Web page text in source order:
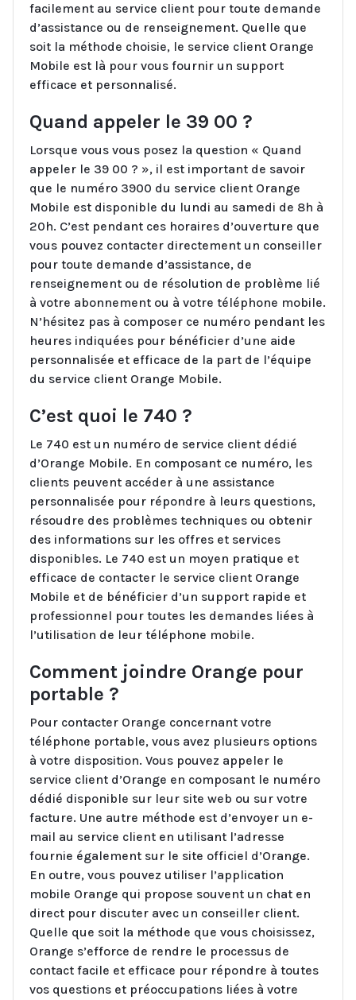
facilement au service client pour toute demande
d’assistance ou de renseignement. Quelle que
soit la méthode choisie, le service client Orange
Mobile est là pour vous fournir un support
efficace et personnalisé.
Quand appeler le 39 00 ?
Lorsque vous vous posez la question « Quand
appeler le 39 00 ? », il est important de savoir
que le numéro 3900 du service client Orange
Mobile est disponible du lundi au samedi de 8h à
20h. C’est pendant ces horaires d’ouverture que
vous pouvez contacter directement un conseiller
pour toute demande d’assistance, de
renseignement ou de résolution de problème lié
à votre abonnement ou à votre téléphone mobile.
N’hésitez pas à composer ce numéro pendant les
heures indiquées pour bénéficier d’une aide
personnalisée et efficace de la part de l’équipe
du service client Orange Mobile.
C’est quoi le 740 ?
Le 740 est un numéro de service client dédié
d’Orange Mobile. En composant ce numéro, les
clients peuvent accéder à une assistance
personnalisée pour répondre à leurs questions,
résoudre des problèmes techniques ou obtenir
des informations sur les offres et services
disponibles. Le 740 est un moyen pratique et
efficace de contacter le service client Orange
Mobile et de bénéficier d’un support rapide et
professionnel pour toutes les demandes liées à
l’utilisation de leur téléphone mobile.
Comment joindre Orange pour
portable ?
Pour contacter Orange concernant votre
téléphone portable, vous avez plusieurs options
à votre disposition. Vous pouvez appeler le
service client d’Orange en composant le numéro
dédié disponible sur leur site web ou sur votre
facture. Une autre méthode est d’envoyer un e-
mail au service client en utilisant l’adresse
fournie également sur le site officiel d’Orange.
En outre, vous pouvez utiliser l’application
mobile Orange qui propose souvent un chat en
direct pour discuter avec un conseiller client.
Quelle que soit la méthode que vous choisissez,
Orange s’efforce de rendre le processus de
contact facile et efficace pour répondre à toutes
vos questions et préoccupations liées à votre